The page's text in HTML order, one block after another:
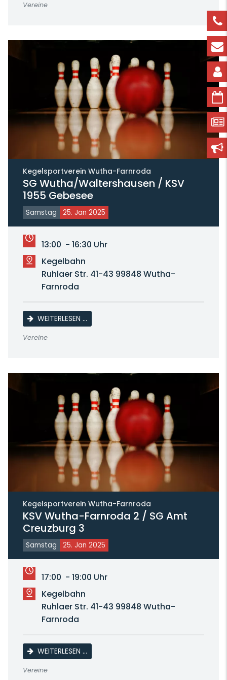
Vereine
Kegelsportverein Wutha-Farnroda
SG Wutha/Waltershausen / KSV
1955 Gebesee
Samstag 25. Jan 2025
13:00 - 16:30 Uhr
Kegelbahn
Ruhlaer Str. 41-43 99848 Wutha-
Farnroda
WEITERLESEN …SG WUTHA/WALTERSHAUSEN / KSV 1955
Vereine
Kegelsportverein Wutha-Farnroda
KSV Wutha-Farnroda 2 / SG Amt
Creuzburg 3
Samstag 25. Jan 2025
17:00 - 19:00 Uhr
Kegelbahn
Ruhlaer Str. 41-43 99848 Wutha-
Farnroda
WEITERLESEN …KSV WUTHA-FARNRODA 2 / SG AMT
Vereine